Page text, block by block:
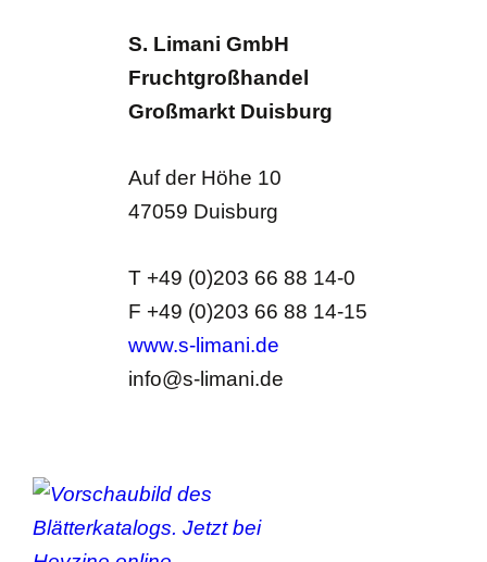
S. Limani GmbH
Fruchtgroßhandel
Großmarkt Duisburg
Auf der Höhe 10
47059 Duisburg
T +49 (0)203 66 88 14-0
F +49 (0)203 66 88 14-15
www.s-limani.de
info@s-limani.de